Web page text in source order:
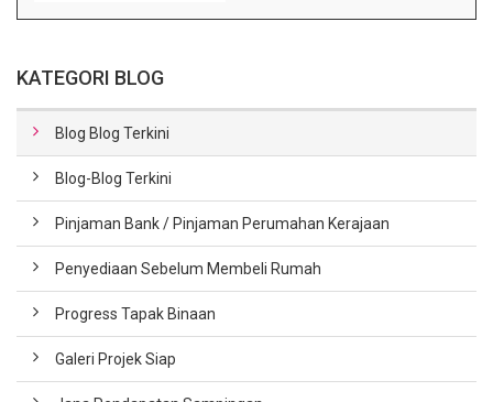
KATEGORI BLOG
Blog Blog Terkini
Blog-Blog Terkini
Pinjaman Bank / Pinjaman Perumahan Kerajaan
Penyediaan Sebelum Membeli Rumah
Progress Tapak Binaan
Galeri Projek Siap